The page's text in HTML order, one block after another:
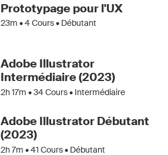
Prototypage pour l'UX
23m •4Cours • Débutant
Adobe Illustrator
Intermédiaire (2023)
2h 17m •34Cours • Intermédiaire
Adobe Illustrator Débutant
(2023)
2h 7m •41 Cours • Débutant